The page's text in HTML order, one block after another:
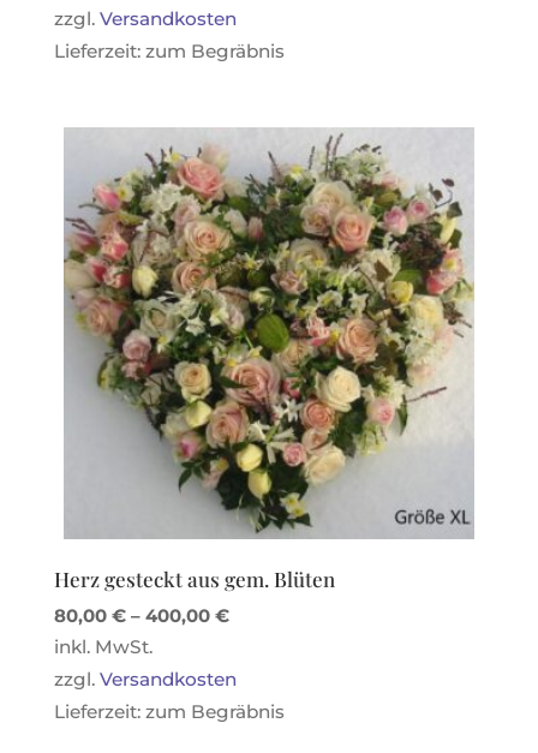
zzgl. Versandkosten
Lieferzeit: zum Begräbnis
Herz gesteckt aus gem. Blüten
80,00 €– 400,00 €
inkl. MwSt.
zzgl. Versandkosten
Lieferzeit: zum Begräbnis